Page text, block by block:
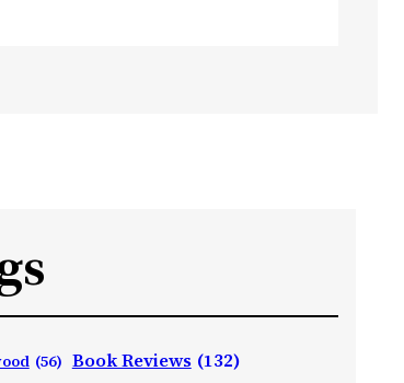
(56) Book Reviews (132)